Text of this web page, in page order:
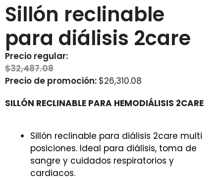
Sillón reclinable
para diálisis 2care
Precio regular:
$32,487.08
Precio de promoción: $26,310.08
SILLÓN RECLINABLE PARA HEMODIÁLISIS 2CARE
Sillón reclinable para diálisis 2care multi
posiciones. Ideal para diálisis, toma de
sangre y cuidados respiratorios y
cardiacos.